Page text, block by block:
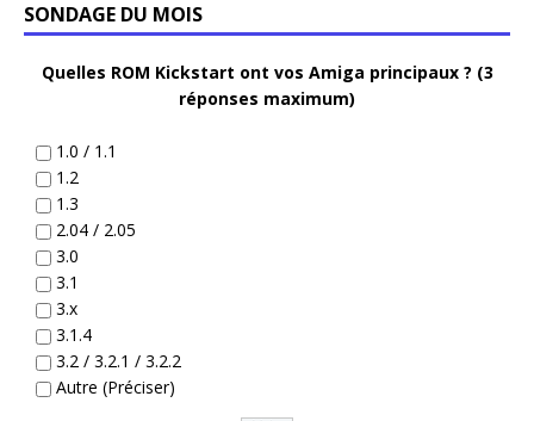
SONDAGE DU MOIS
Quelles ROM Kickstart ont vos Amiga principaux ? (3
réponses maximum)
1.0 / 1.1
1.2
1.3
2.04 / 2.05
3.0
3.1
3.x
3.1.4
3.2 / 3.2.1 / 3.2.2
Autre (Préciser)